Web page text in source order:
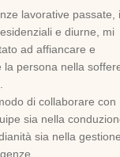
lavorative passate,
e diurne, mi
ad affiancare e
la persona nella
di collaborare con
sia nella
sia nella gestione